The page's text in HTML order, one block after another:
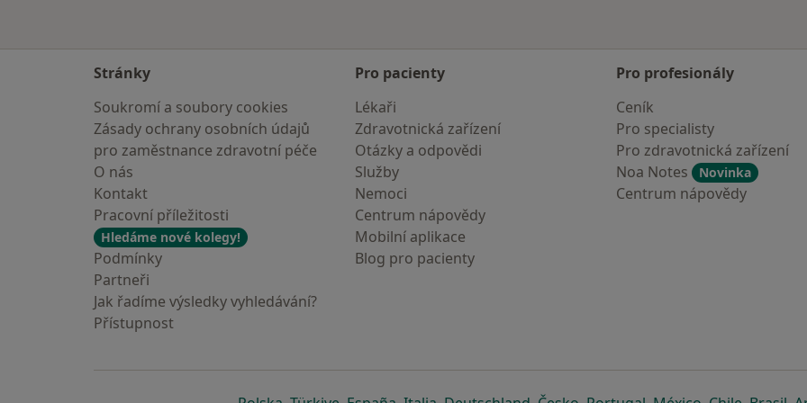
Stránky
Soukromí a soubory cookies
Zásady ochrany osobních údajů
pro zaměstnance zdravotní péče
O nás
Kontakt
Pracovní příležitosti
Hledáme nové kolegy!
Podmínky
Partneři
Jak řadíme výsledky vyhledávání?
Přístupnost
Pro pacienty
Lékaři
Zdravotnická zařízení
Otázky a odpovědi
Služby
Nemoci
Centrum nápovědy
Mobilní aplikace
Blog pro pacienty
Pro profesionály
Ceník
Pro specialisty
Pro zdravotnická zařízení
Noa Notes
Novinka
Centrum nápovědy